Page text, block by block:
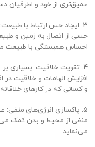
عمیق‌تری از خود و اطرافیان
3. ایجاد حس ارتباط با
حسی از اتصال به زمین و
احساس همبستگی با طبیعت
4. تقویت خلاقیت: بسیاری
افزایش الهامات و خلاقیت
و کسانی که در کارهای
5. پاکسازی انرژی‌های
منفی از محیط و بدن کمک
می‌نماید.